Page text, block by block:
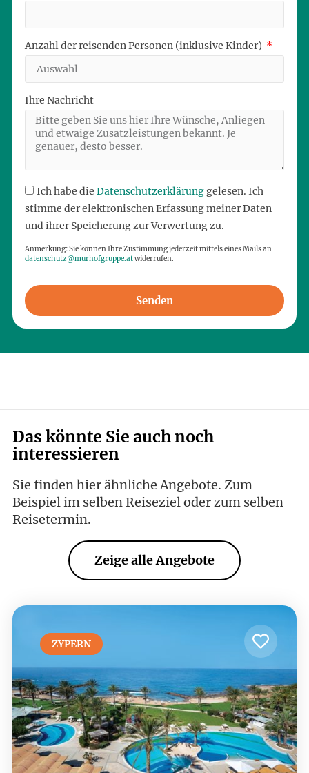
Anzahl der reisenden Personen (inklusive Kinder)
Ihre Nachricht
Ich habe die Datenschutzerklärung gelesen. Ich
stimme der elektronischen Erfassung meiner Daten
und ihrer Speicherung zur Verwertung zu.
Anmerkung: Sie können Ihre Zustimmung jederzeit mittels eines Mails an
datenschutz@murhofgruppe.atwiderrufen.
Senden
Das könnte Sie auch noch
interessieren
Sie finden hier ähnliche Angebote. Zum
Beispiel im selben Reiseziel oder zum selben
Reisetermin.
Zeige alle Angebote
ZYPERN